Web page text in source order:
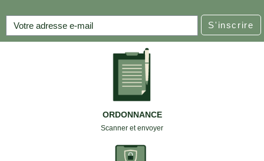
S'inscrire
ORDONNANCE
Scanner et envoyer